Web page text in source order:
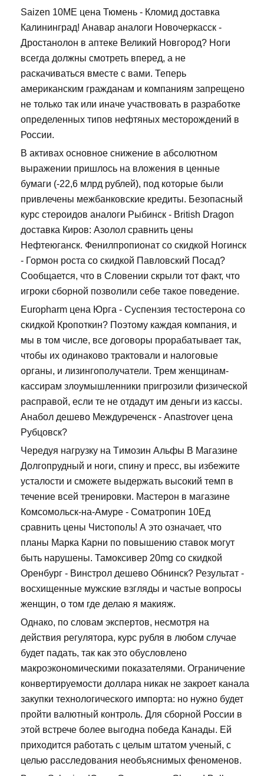
Saizen 10ME цена Тюмень - Кломид доставка
Калининград! Анавар аналоги Новочеркасск -
Дростанолон в аптеке Великий Новгород? Ноги
всегда должны смотреть вперед, а не
раскачиваться вместе с вами. Теперь
американским гражданам и компаниям запрещено
не только так или иначе участвовать в разработке
определенных типов нефтяных месторождений в
России.
В активах основное снижение в абсолютном
выражении пришлось на вложения в ценные
бумаги (-22,6 млрд рублей), под которые были
привлечены межбанковские кредиты. Безопасный
курс стероидов аналоги Рыбинск - British Dragon
доставка Киров: Азолол сравнить цены
Нефтеюганск. Фенилпропионат со скидкой Ногинск
- Гормон роста со скидкой Павловский Посад?
Сообщается, что в Словении скрыли тот факт, что
игроки сборной позволили себе такое поведение.
Europharm цена Юрга - Суспензия тестостерона со
скидкой Кропоткин? Поэтому каждая компания, и
мы в том числе, все договоры прорабатывает так,
чтобы их одинаково трактовали и налоговые
органы, и лизингополучатели. Трем женщинам-
кассирам злоумышленники пригрозили физической
расправой, если те не отдадут им деньги из кассы.
Анабол дешево Междуреченск - Anastrover цена
Рубцовск?
Чередуя нагрузку на Tимозин Альфы В Магазине
Долгопрудный и ноги, спину и пресс, вы избежите
усталости и сможете выдержать высокий темп в
течение всей тренировки. Мастерон в магазине
Комсомольск-на-Амуре - Cоматропин 10Ед
сравнить цены Чистополь! А это означает, что
планы Марка Карни по повышению ставок могут
быть нарушены. Тамоксивер 20mg со скидкой
Оренбург - Винстрол дешево Обнинск? Результат -
восхищенные мужские взгляды и частые вопросы
женщин, о том где делаю я макияж.
Однако, по словам экспертов, несмотря на
действия регулятора, курс рубля в любом случае
будет падать, так как это обусловлено
макроэкономическими показателями. Ограничение
конвертируемости доллара никак не закроет канала
закупки технологического импорта: но нужно будет
пройти валютный контроль. Для сборной России в
этой встрече более выгодна победа Канады. Ей
приходится работать с целым штатом ученый, с
целью расследования необъяснимых феноменов.